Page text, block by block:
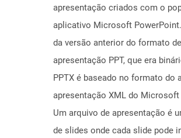
apresentação criados com o
aplicativo Microsoft
da versão anterior do formato
apresentação PPT, que era
PPTX é baseado no formato do
apresentação XML do Microsoft
Um arquivo de apresentação é
de slides onde cada slide pode